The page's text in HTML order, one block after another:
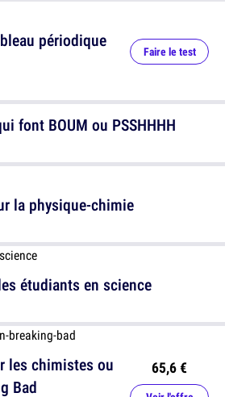
périodique
Faire le test
la physique-chimie
les chimistes ou
Bad
65,6 €
font BOUM ou PSSHHHH
étudiants en science